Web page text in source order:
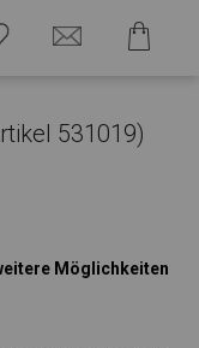
531019)
Möglichkeiten